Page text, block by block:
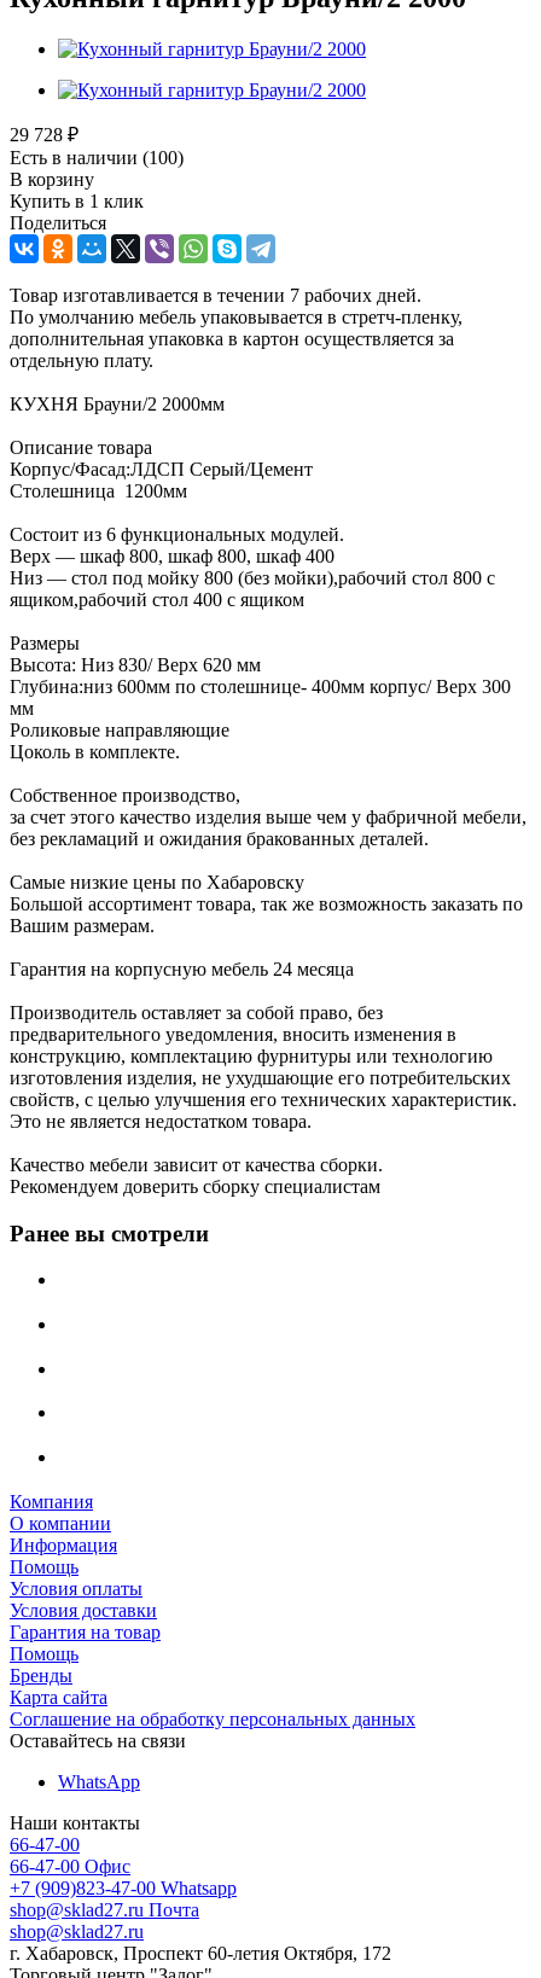
29 728 ₽
Есть в наличии (100)
В корзину
Купить в 1 клик
Поделиться
Товар изготавливается в течении 7 рабочих дней.
По умолчанию мебель упаковывается в стретч-пленку,
дополнительная упаковка в картон осуществляется за
отдельную плату.
КУХНЯ Брауни/2 2000мм
Описание товара
Корпус/Фасад:ЛДСП Серый/Цемент
Столешница 1200мм
Состоит из 6 функциональных модулей.
Верх — шкаф 800, шкаф 800, шкаф 400
Низ — стол под мойку 800 (без мойки),рабочий стол 800 с
ящиком,рабочий стол 400 с ящиком
Размеры
Высота: Низ 830/ Верх 620 мм
Глубина:низ 600мм по столешнице- 400мм корпус/ Верх 300
мм
Роликовые направляющие
Цоколь в комплекте.
Собственное производство,
за счет этого качество изделия выше чем у фабричной мебели,
без рекламаций и ожидания бракованных деталей.
Самые низкие цены по Хабаровску
Большой ассортимент товара, так же возможность заказать по
Вашим размерам.
Гарантия на корпусную мебель 24 месяца
Производитель оставляет за собой право, без
предварительного уведомления, вносить изменения в
конструкцию, комплектацию фурнитуры или технологию
изготовления изделия, не ухудшающие его потребительских
свойств, с целью улучшения его технических характеристик.
Это не является недостатком товара.
Качество мебели зависит от качества сборки.
Рекомендуем доверить сборку специалистам
Ранее вы смотрели
Компания
О компании
Информация
Помощь
Условия оплаты
Условия доставки
Гарантия на товар
Помощь
Бренды
Карта сайта
Соглашение на обработку персональных данных
Оставайтесь на связи
WhatsApp
Наши контакты
66-47-00
66-47-00 Офис
+7 (909)823-47-00 Whatsapp
shop@sklad27.ru Почта
shop@sklad27.ru
г. Хабаровск, Проспект 60-летия Октября, 172